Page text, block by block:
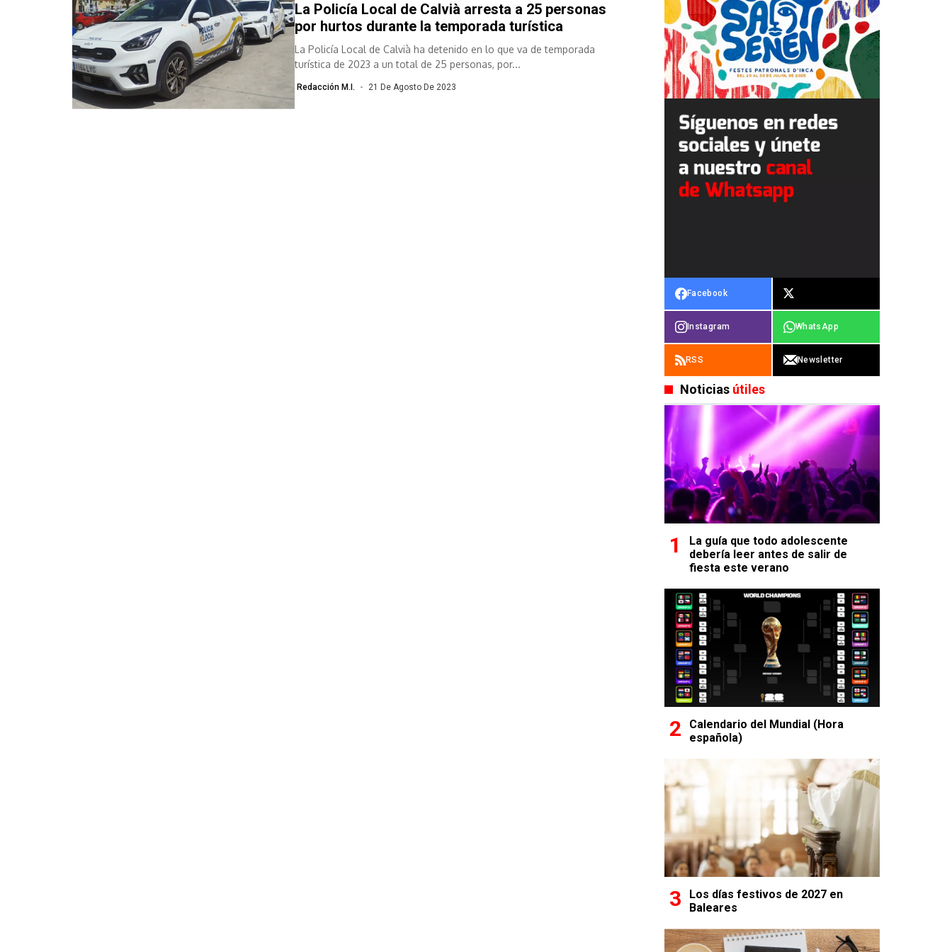
La Policía Local de Calvià arresta a 25 personas
por hurtos durante la temporada turística
La Policía Local de Calvià ha detenido en lo que va de temporada
turística de 2023 a un total de 25 personas, por...
Redacción M.I. 21 De Agosto De 2023
Facebook
Instagram WhatsApp
RSS Newsletter
Noticias útiles
La guía que todo adolescente
debería leer antes de salir de
fiesta este verano
Calendario del Mundial (Hora
española)
Los días festivos de 2027 en
Baleares